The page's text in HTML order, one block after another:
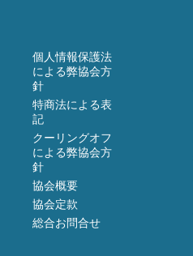
個人情報保護法
による弊協会方
針
特商法による表
記
クーリングオフ
による弊協会方
針
協会概要
協会定款
総合お問合せ